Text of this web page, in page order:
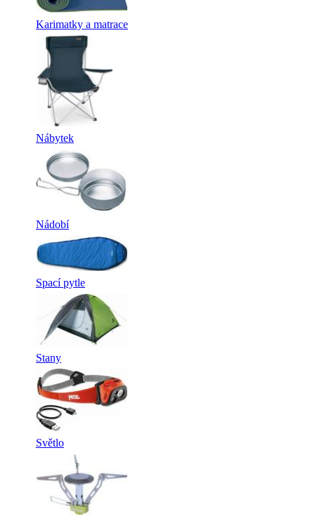
Karimatky a matrace
Nábytek
Nádobí
Spací pytle
Stany
Světlo